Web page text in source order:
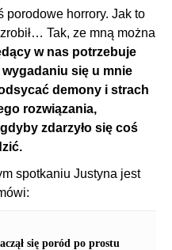
porodowe horrory. Jak to
Tak, ze mną można
w nas potrzebuje
się u mnie
demony i strach
rozwiązania,
zdarzyło się coś
spotkaniu Justyna jest
się poród po prostu